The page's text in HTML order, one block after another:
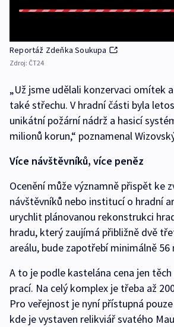
Reportáž Zdeňka Soukupa
Zdroj: ČT24
„Už jsme udělali konzervaci omítek
také střechu. V hradní části byla
unikátní požární nádrž a hasicí
milionů korun,“ poznamenal
Více návštěvníků, více peněz
Ocenění může významně přispět ke
návštěvníků nebo institucí o hradní
urychlit plánovanou rekonstrukci
hradu, který zaujímá přibližně dvě
areálu, bude zapotřebí minimálně 56
A to je podle kastelána cena jen
prací. Na celý komplex je třeba až
Pro veřejnost je nyní přístupná
kde je vystaven relikviář svatého